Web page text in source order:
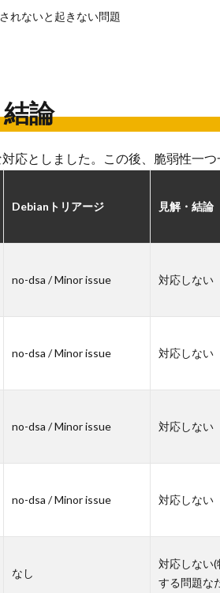
れないと起きない問題
論
応としました。この後、脆弱性一つ
Debianトリアージ 見解・結論
no-dsa / Minor issue 対応しない
no-dsa / Minor issue 対応しない
no-dsa / Minor issue 対応しない
no-dsa / Minor issue 対応しない
なし
対応しない
する問題な